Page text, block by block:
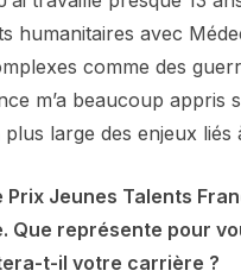
humanitaires avec
comme des
m’a beaucoup appris
large des enjeux liés
Jeunes Talents
Que représente pour
t-il votre carrière ?